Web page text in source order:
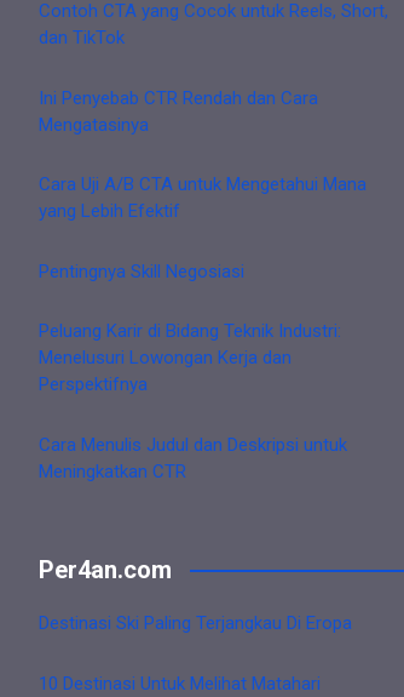
Contoh CTA yang Cocok untuk Reels, Short,
dan TikTok
Ini Penyebab CTR Rendah dan Cara
Mengatasinya
Cara Uji A/B CTA untuk Mengetahui Mana
yang Lebih Efektif
Pentingnya Skill Negosiasi
Peluang Karir di Bidang Teknik Industri:
Menelusuri Lowongan Kerja dan
Perspektifnya
Cara Menulis Judul dan Deskripsi untuk
Meningkatkan CTR
Per4an.com
Destinasi Ski Paling Terjangkau Di Eropa
10 Destinasi Untuk Melihat Matahari